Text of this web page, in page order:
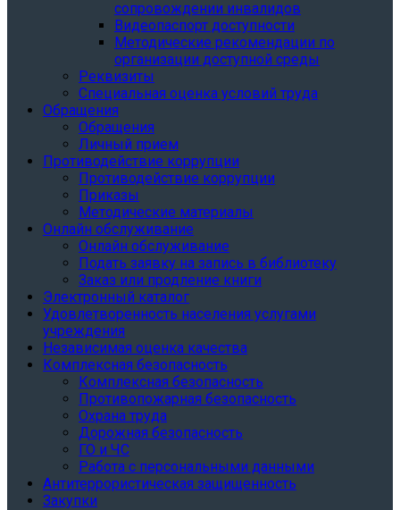
сопровождении инвалидов
Видеопаспорт доступности
Методические рекомендации по
организации доступной среды
Реквизиты
Специальная оценка условий труда
Обращения
Обращения
Личный прием
Противодействие коррупции
Противодействие коррупции
Приказы
Методические материалы
Онлайн обслуживание
Онлайн обслуживание
Подать заявку на запись в библиотеку
Заказ или продление книги
Электронный каталог
Удовлетворенность населения услугами
учреждения
Независимая оценка качества
Комплексная безопасность
Комплексная безопасность
Противопожарная безопасность
Охрана труда
Дорожная безопасность
ГО и ЧС
Работа с персональными данными
Антитеррористическая защищенность
Закупки